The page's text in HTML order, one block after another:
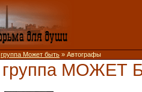
группа Может быть » Автографы
группа МОЖЕТ